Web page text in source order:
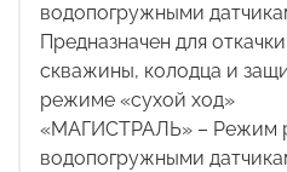
водопогружными
Предназначен для
скважины, колодца и
режиме «сухой ход»
«МАГИСТРАЛЬ» – Режим
водопогружными